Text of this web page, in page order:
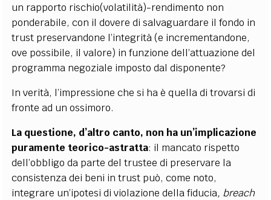
un rapporto rischio(volatilità)-rendimento non
ponderabile, con il dovere di salvaguardare il fondo in
trust preservandone l’integrità (e incrementandone,
ove possibile, il valore) in funzione dell’attuazione del
programma negoziale imposto dal disponente?
In verità, l’impressione che si ha è quella di trovarsi di
fronte ad un ossimoro.
La questione, d’altro canto, non ha un’implicazione
puramente teorico-astratta: il mancato rispetto
dell’obbligo da parte del trustee di preservare la
consistenza dei beni in trust può, come noto,
integrare un’ipotesi di violazione della fiducia, breach